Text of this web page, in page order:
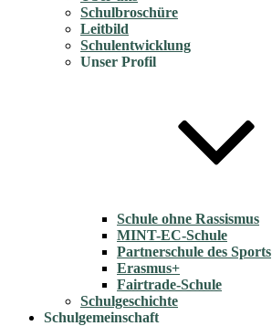
Schulbroschüre
Leitbild
Schulentwicklung
Unser Profil
Schule ohne Rassismus
MINT-EC-Schule
Partnerschule des Sports
Erasmus+
Fairtrade-Schule
Schulgeschichte
Schulgemeinschaft